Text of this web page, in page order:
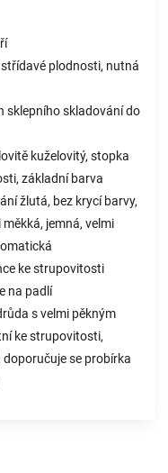
plodnosti, nutná
sklepního skladování do
kuželovitý, stopka
základní barva
žlutá, bez krycí barvy,
jemná, velmi
ke strupovitosti
na padlí
s velmi pěkným
ke strupovitosti,
se probírka